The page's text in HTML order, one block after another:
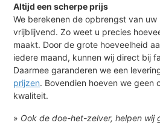
Altijd een scherpe prijs
We berekenen de opbrengst van uw
vrijblijvend. Zo weet u precies
maakt. Door de grote hoeveelheid
iedere maand, kunnen wij direct bij
Daarmee garanderen we een
prijzen. Bovendien hoeven we geen
kwaliteit.
» Ook de doe-het-zelver, helpen wij